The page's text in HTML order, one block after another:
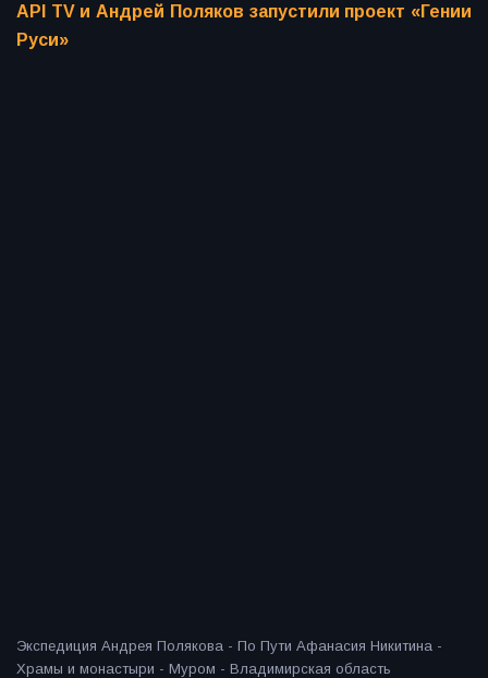
API TV и Андрей Поляков запустили проект «Гении
Руси»
Экспедиция Андрея Полякова - По Пути Афанасия Никитина -
Храмы и монастыри - Муром - Владимирская область